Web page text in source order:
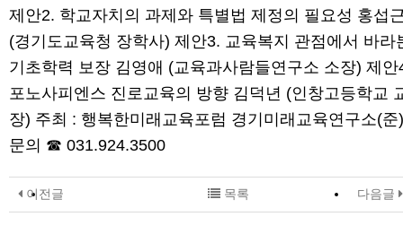
제안2. 학교자치의 과제와 특별법 제정의 필요성 홍섭
(경기도교육청 장학사) 제안3. 교육복지 관점에서 바라
기초학력 보장 김영애 (교육과사람들연구소 소장) 제안
포노사피엔스 진로교육의 방향 김덕년 (인창고등학교
장) 주최 : 행복한미래교육포럼 경기미래교육연구소(준)
문의 ☎ 031.924.3500
이전글 다음글
목록